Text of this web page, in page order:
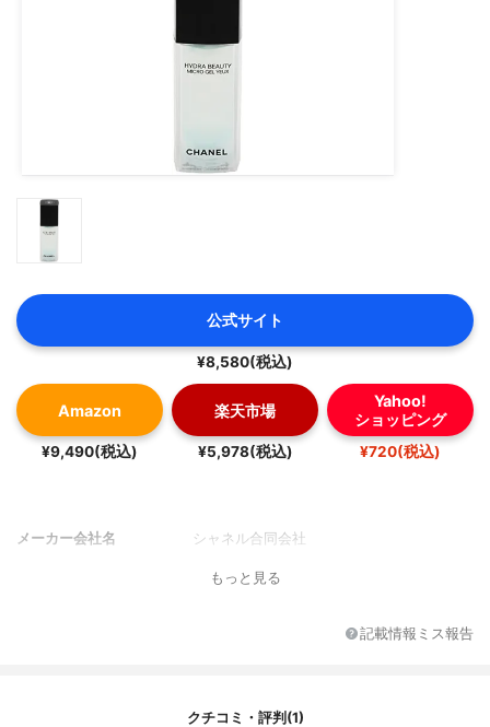
公式サイト
¥8,580(税込)
Amazon
¥9,490(税込)
楽天市場
¥5,978(税込)
Yahoo!
ショッピング
¥720(税込)
メーカー会社名 シャネル合同会社
もっと見る
記載情報ミス報告
クチコミ・評判(1)